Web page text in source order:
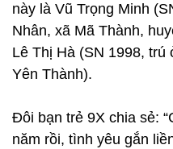
này là Vũ Trọng Minh
Nhân, xã Mã Thành,
Lê Thị Hà (SN 1998,
Yên Thành).
Đôi bạn trẻ 9X chia sẻ:
năm rồi, tình yêu gắn